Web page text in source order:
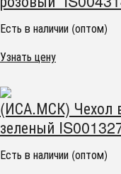
Есть в наличии (оптом)
Узнать цену
(ИСА.МСК) Чехол
зеленый
Есть в наличии (оптом)